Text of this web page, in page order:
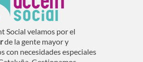
Social velamos por el
de la gente mayor y
con necesidades especiales